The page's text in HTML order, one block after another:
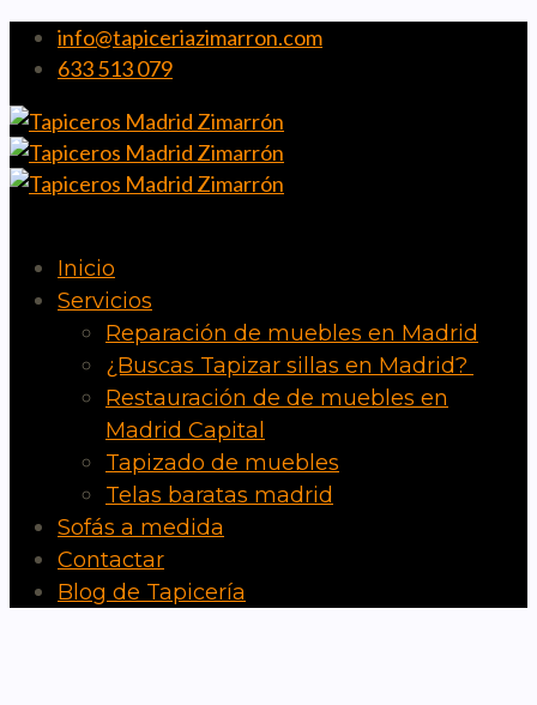
info@tapiceriazimarron.com
633 513 079
Inicio
Servicios
Reparación de muebles en Madrid
¿Buscas Tapizar sillas en Madrid?
Restauración de de muebles en
Madrid Capital
Tapizado de muebles
Telas baratas madrid
Sofás a medida
Contactar
Blog de Tapicería